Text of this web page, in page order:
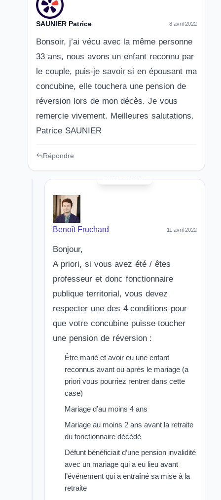
SAUNIER Patrice 8 avril 2022
Bonsoir, j’ai vécu avec la même personne
33 ans, nous avons un enfant reconnu par
le couple, puis-je savoir si en épousant ma
concubine, elle touchera une pension de
réversion lors de mon décès. Je vous
remercie vivement. Meilleures salutations.
Patrice SAUNIER
Répondre
Benoît Fruchard 11 avril 2022
Bonjour,
A priori, si vous avez été / êtes
professeur et donc fonctionnaire
publique territorial, vous devez
respecter une des 4 conditions pour
que votre concubine puisse toucher
une pension de réversion :
Être marié et avoir eu une enfant
reconnus avant ou après le mariage (a
priori vous pourriez rentrer dans cette
case)
Mariage d’au moins 4 ans
Mariage au moins 2 ans avant la retraite
du fonctionnaire décédé
Défunt bénéficiait d’une pension invalidité
avec un mariage qui a eu lieu avant
l’événement qui a entraîné sa mise à la
retraite